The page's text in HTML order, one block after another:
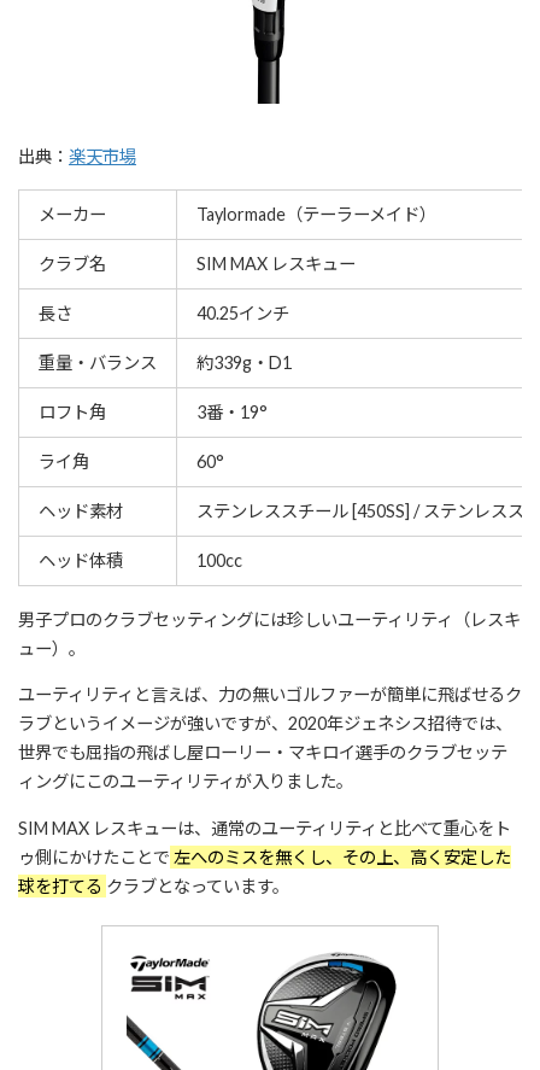
出典： 楽天市場
メーカー Taylormade（テーラーメイド）
クラブ名 SIM MAX レスキュー
長さ 40.25インチ
重量・バランス 約339g・D1
ロフト角 3番・19°
ライ角 60°
ヘッド素材 ステンレススチール [450SS] / ステンレスス
ヘッド体積 100cc
男子プロのクラブセッティングには珍しいユーティリティ（レスキ
ュー）。
ユーティリティと言えば、力の無いゴルファーが簡単に飛ばせるク
ラブというイメージが強いですが、2020年ジェネシス招待では、
世界でも屈指の飛ばし屋ローリー・マキロイ選手のクラブセッテ
ィングにこのユーティリティが入りました。
SIM MAX レスキューは、通常のユーティリティと比べて重心をト
ゥ側にかけたことで 左へのミスを無くし、その上、高く安定した
球を打てる クラブとなっています。